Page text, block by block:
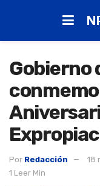
Gobierno
Por Redacción
18
1 Leer Min